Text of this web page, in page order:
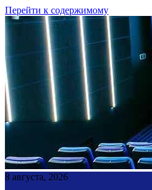
Перейти к содержимому
8 августа, 2026